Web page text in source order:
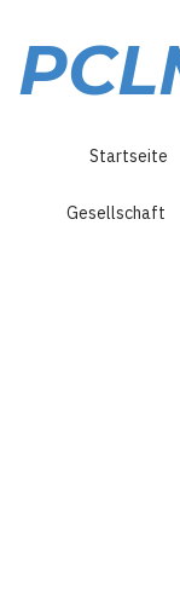
Inhalt
Startseite
Gesellschaft